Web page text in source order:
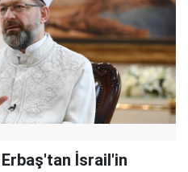
İsrail'in